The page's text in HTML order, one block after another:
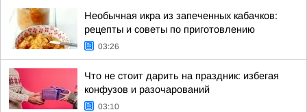
Необычная икра из запеченных кабачков:
рецепты и советы по приготовлению
03:26
Что не стоит дарить на праздник: избегая
конфузов и разочарований
03:10